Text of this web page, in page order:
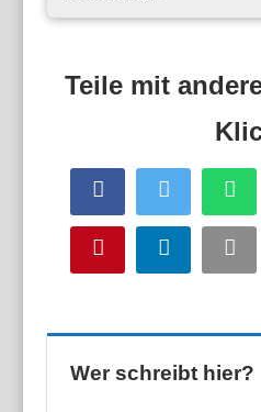
Wer schreibt hier?